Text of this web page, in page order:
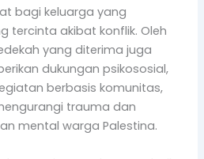
bagi keluarga yang
tercinta akibat konflik. Oleh
yang diterima juga
dukungan psikososial,
berbasis komunitas,
trauma dan
mental warga Palestina.